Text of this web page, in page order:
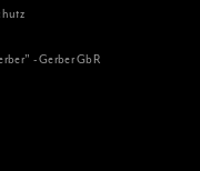
- Gerber GbR